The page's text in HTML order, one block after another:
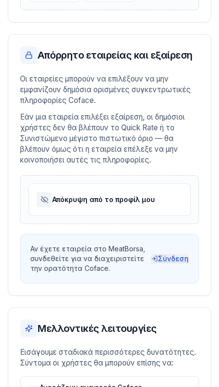
Απόρρητο εταιρείας και εξαίρεση
Οι εταιρείες μπορούν να επιλέξουν να μην
εμφανίζουν δημόσια ορισμένες συγκεντρωτικές
πληροφορίες Coface.
Εάν μια εταιρεία επιλέξει εξαίρεση, οι δημόσιοι
χρήστες δεν θα βλέπουν το Quick Rate ή το
Συνιστώμενο μέγιστο πιστωτικό όριο — θα
βλέπουν όμως ότι η εταιρεία επέλεξε να μην
κοινοποιήσει αυτές τις πληροφορίες.
Απόκρυψη από το προφίλ μου
Αν έχετε εταιρεία στο MeatBorsa,
συνδεθείτε για να διαχειριστείτε
την ορατότητα Coface.
Σύνδεση
Μελλοντικές λειτουργίες
Εισάγουμε σταδιακά περισσότερες δυνατότητες.
Σύντομα οι χρήστες θα μπορούν επίσης να: